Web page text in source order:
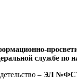
службе по
– ЭЛ